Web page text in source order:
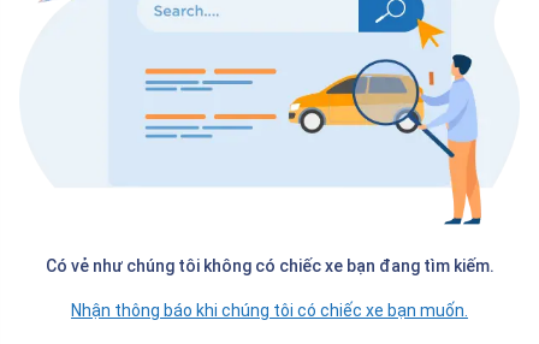
Có vẻ như chúng tôi không có chiếc xe bạn đang tìm kiếm.
Nhận thông báo khi chúng tôi có chiếc xe bạn muốn.